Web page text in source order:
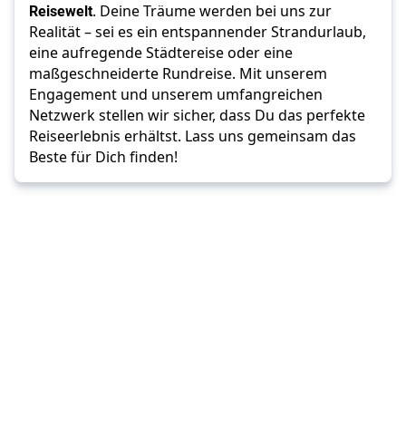
Reisewelt. Deine Träume werden bei uns zur
Realität – sei es ein entspannender Strandurlaub,
eine aufregende Städtereise oder eine
maßgeschneiderte Rundreise. Mit unserem
Engagement und unserem umfangreichen
Netzwerk stellen wir sicher, dass Du das perfekte
Reiseerlebnis erhältst. Lass uns gemeinsam das
Beste für Dich finden!